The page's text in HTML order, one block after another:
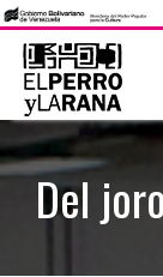
t
Del